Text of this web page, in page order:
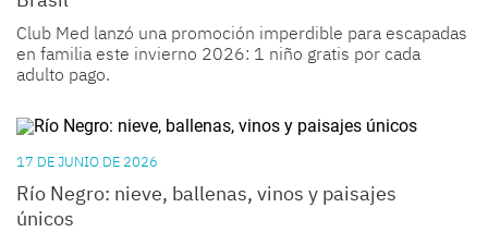
Club Med lanzó una promoción imperdible para escapadas
en familia este invierno 2026: 1 niño gratis por cada
adulto pago.
17 DE JUNIO DE 2026
Río Negro: nieve, ballenas, vinos y paisajes
únicos